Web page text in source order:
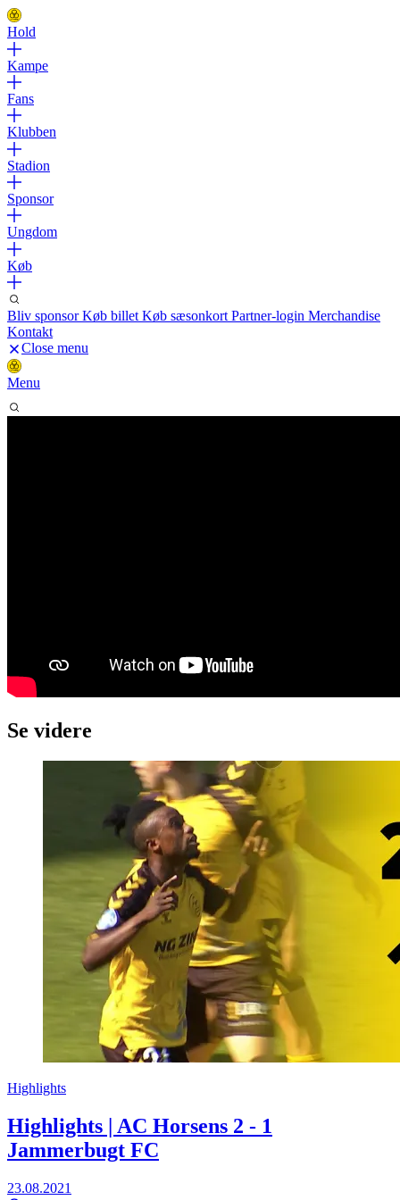
Hold
Kampe
Fans
Klubben
Stadion
Sponsor
Ungdom
Køb
Bliv sponsorKøb billet Køb sæsonkort Partner-login Merchandise
Kontakt
Close menu
Menu
Se videre
Highlights
Highlights | AC Horsens 2 - 1
Jammerbugt FC
23.08.2021